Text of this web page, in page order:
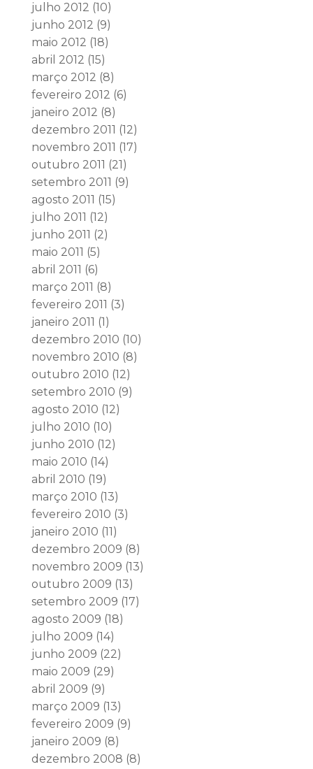
julho 2012 (10)
junho 2012 (9)
maio 2012 (18)
abril 2012 (15)
março 2012 (8)
fevereiro 2012 (6)
janeiro 2012 (8)
dezembro 2011 (12)
novembro 2011 (17)
outubro 2011 (21)
setembro 2011 (9)
agosto 2011 (15)
julho 2011 (12)
junho 2011 (2)
maio 2011 (5)
abril 2011 (6)
março 2011 (8)
fevereiro 2011 (3)
janeiro 2011 (1)
dezembro 2010 (10)
novembro 2010 (8)
outubro 2010 (12)
setembro 2010 (9)
agosto 2010 (12)
julho 2010 (10)
junho 2010 (12)
maio 2010 (14)
abril 2010 (19)
março 2010 (13)
fevereiro 2010 (3)
janeiro 2010 (11)
dezembro 2009 (8)
novembro 2009 (13)
outubro 2009 (13)
setembro 2009 (17)
agosto 2009 (18)
julho 2009 (14)
junho 2009 (22)
maio 2009 (29)
abril 2009 (9)
março 2009 (13)
fevereiro 2009 (9)
janeiro 2009 (8)
dezembro 2008 (8)